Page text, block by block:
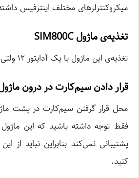
میکروکنترلرهای مختلف اینترفیس
تغذیه‌ی ماژول SIM800C
تغذیه‌ی این ماژول با یک آداپتور ۱۲ ولتی DC تامین می‌شود.
قرار دادن سیم‌کارت در درون
پشتیبانی نمی‌کند بنابراین نباید از
کنید.